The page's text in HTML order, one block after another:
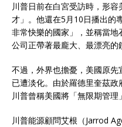
川普日前在白宮受訪時，形
才」。他還在5月10日播出的
非常快樂的國家」，並稱當
公司正帶著最龐大、最漂亮的
不過，外界也擔憂，美國原
已遭淡化。由於羅德里奎茲
川普曾稱美國將「無限期管理
川普能源顧問艾根（Jarrod